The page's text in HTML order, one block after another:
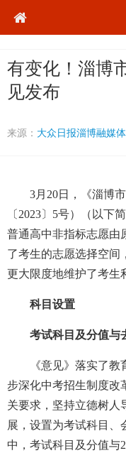
有变化！淄博
见发布
来源： 大众日报淄博融媒
3月20日，《淄博市
〔2023〕5号）（以下
普通高中非指标志愿由
了考生的志愿选择空间
更大限度地维护了考生
科目设置
考试科目及分值与
《意见》落实了教育
步深化中考招生制度改
关要求，坚持立德树人
展，设置为考试科目、
中，考试科目及分值与